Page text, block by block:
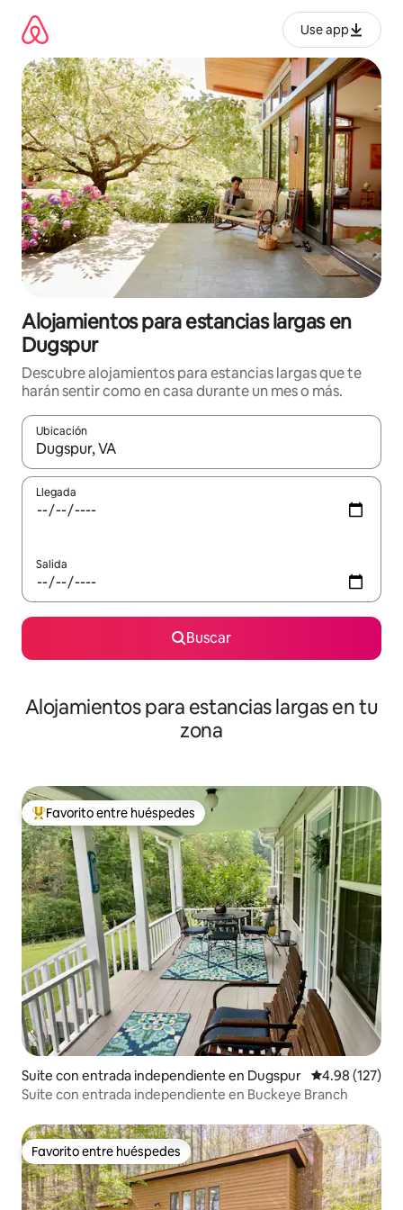
contenido
Use app
Alojamientos para estancias largas en
Dugspur
Descubre alojamientos para estancias largas que te
harán sentir como en casa durante un mes o más.
Ubicación
Cuando los resultados estén disponibles, podrás navegar
Llegada
Salida
Buscar
Alojamientos para estancias largas en tu
zona
De los mejores en Favorito entre huéspedes
Favorito entre huéspedes
Suite con entrada independiente en Dugspur Calificación
4.98 (127)
Suite con entrada independiente en Buckeye Branch
Favorito entre huéspedes
Favorito entre huéspedes